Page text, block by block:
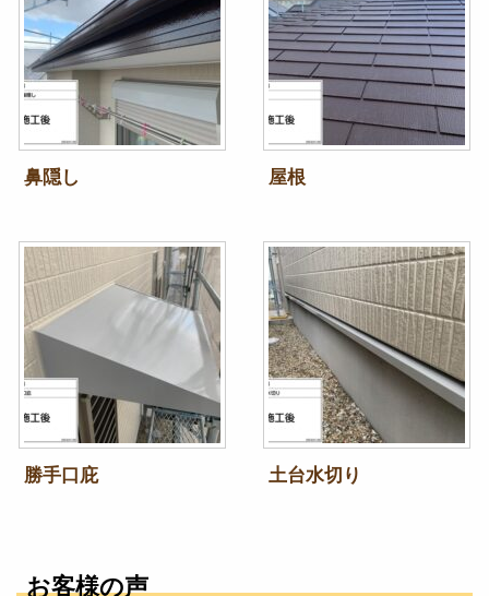
鼻隠し 屋根
勝手口庇 土台水切り
お客様の声